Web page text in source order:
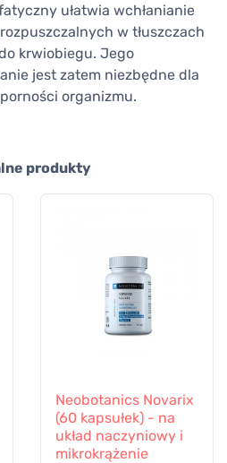
ułatwia wchłanianie
w tłuszczach
krwiobiegu. Jego
jest zatem niezbędne dla
organizmu.
produkty
Neobotanics Novarix
(60 kapsułek) - na
układ naczyniowy i
mikrokrążenie